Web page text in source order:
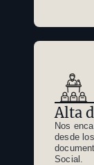
Alta
Nos
desde
Social.